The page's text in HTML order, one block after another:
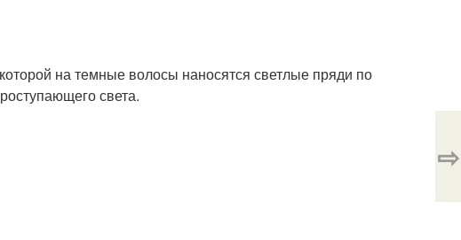
на темные волосы наносятся светлые пряди по
света.
⇨